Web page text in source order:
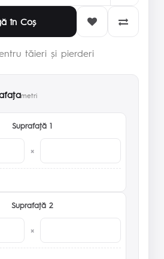
în Coş
tăieri și pierderi
metri
Suprafaţă 1
×
Suprafaţă 2
×